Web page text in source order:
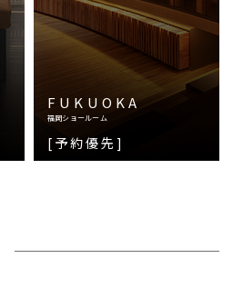
FUKUOKA
福岡ショールーム
[予約優先]